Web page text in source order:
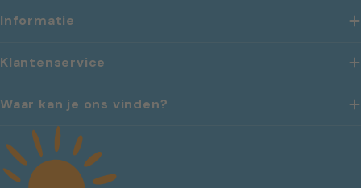
Informatie
Klantenservice
Waar kan je ons vinden?